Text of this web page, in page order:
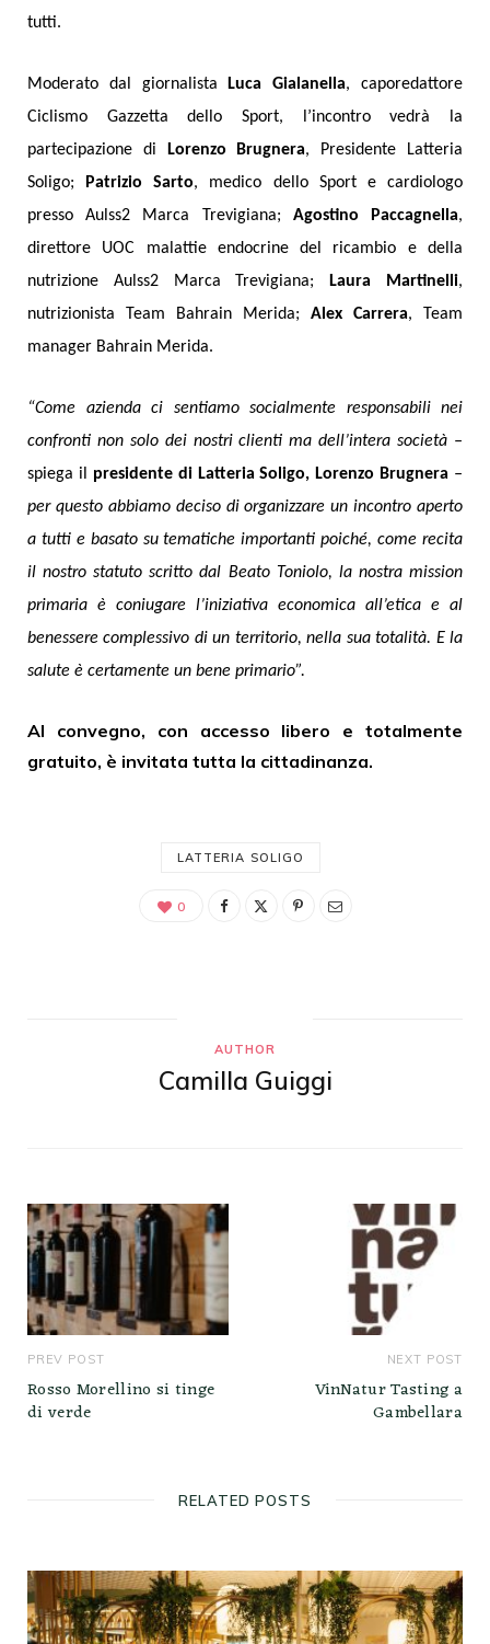
tutti.
Moderato dal giornalista Luca Gialanella, caporedattore
Ciclismo Gazzetta dello Sport, l’incontro vedrà la
partecipazione di
Lorenzo Brugnera, Presidente Latteria
Soligo;
Patrizio Sarto, medico dello Sport e cardiologo
presso Aulss2 Marca Trevigiana; Agostino Paccagnella,
direttore UOC malattie endocrine del ricambio e della
nutrizione Aulss2 Marca Trevigiana;
Laura Martinelli,
nutrizionista Team Bahrain Merida; Alex Carrera, Team
manager Bahrain Merida.
“Come azienda ci sentiamo socialmente responsabili nei
confronti non solo dei nostri clienti ma dell’intera società –
spiega il presidente di Latteria Soligo, Lorenzo Brugnera –
per questo abbiamo deciso di organizzare un incontro aperto
a tutti e basato su tematiche importanti poiché, come recita
il nostro statuto scritto dal Beato Toniolo, la nostra mission
primaria è coniugare l’iniziativa economica all’etica e al
benessere complessivo di un territorio, nella sua totalità. E la
salute è certamente un bene primario”.
Al convegno, con accesso libero e totalmente
gratuito, è invitata tutta la cittadinanza.
LATTERIA SOLIGO
0
AUTHOR
Camilla Guiggi
PREV POST
Rosso Morellino si tinge
di verde
NEXT POST
VinNatur Tasting a
Gambellara
RELATED POSTS